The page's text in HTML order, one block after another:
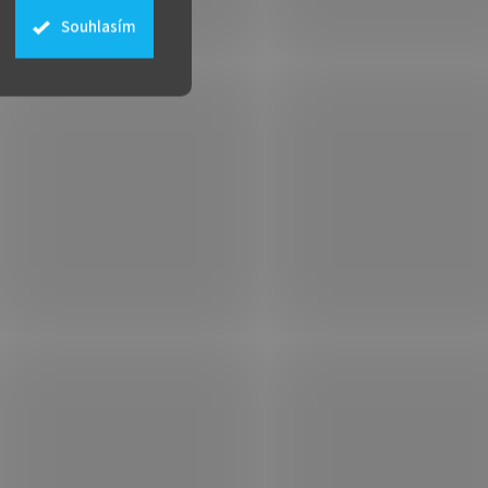
Souhlasím